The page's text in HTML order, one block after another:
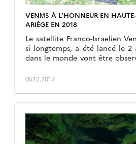
VENΜS À L’HONNEUR EN
ARIÈGE EN 2018
Le satellite Franco-Israelien
si longtemps, a été lancé le 2
dans le monde vont être
Alors que la plupart des sites
05.12.2017